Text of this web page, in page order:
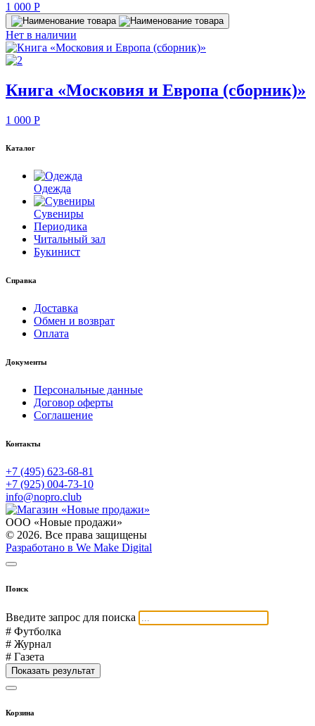
1 000 P
Нет в наличии
Книга «Московия и Европа (сборник)»
1 000 P
Каталог
Одежда
Сувениры
Периодика
Читальный зал
Букинист
Справка
Доставка
Обмен и возврат
Оплата
Документы
Персональные данные
Договор оферты
Соглашение
Контакты
+7 (495) 623-68-81
+7 (925) 004-73-10
info@nopro.club
ООО «Новые продажи»
© 2026. Все права защищены
Разработано в We Make Digital
Поиск
Введите запрос для поиска
# Футболка
# Журнал
# Газета
Показать результат
Корзина